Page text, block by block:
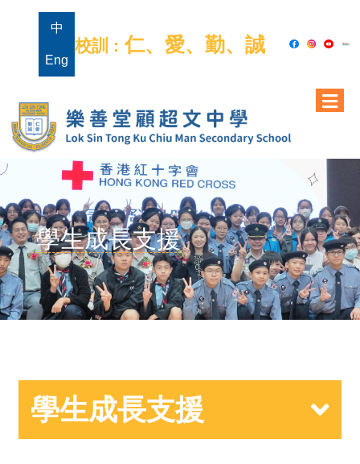
中
Eng
校訓 : 仁、愛、勤、誠
學生成長支援
學生成長支援